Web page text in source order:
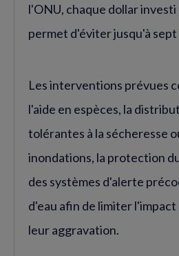
l'ONU, chaque dollar
permet d'éviter jusqu'à
Les interventions prévues
l'aide en espèces, la
tolérantes à la sécheresse
inondations, la protection
des systèmes d'alerte
d'eau afin de limiter l'impact
leur aggravation.